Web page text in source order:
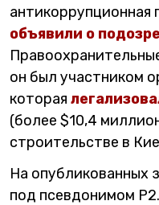
антикоррупционная
объявили о
он был участником
которая
(более $10,4
строительстве в
На опубликованных
под псевдонимом